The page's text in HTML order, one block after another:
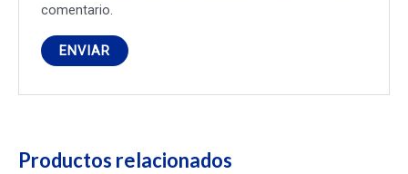
comentario.
Productos relacionados